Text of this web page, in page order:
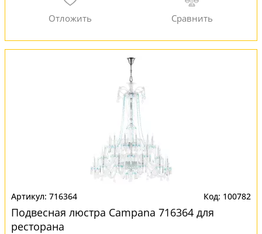
716364 100782
Подвесная люстра Campana 716364 для
ресторана